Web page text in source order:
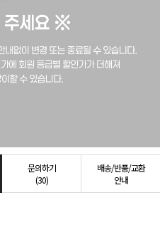
문의하기
(30)
배송/반품/교환
안내